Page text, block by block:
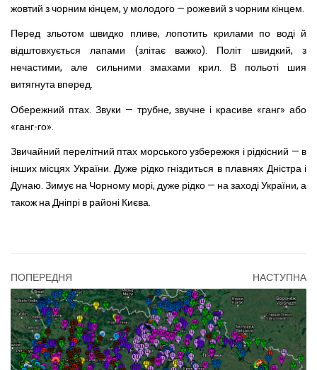
жовтий з чорним кінцем, у молодого — рожевий з чорним кінцем.
Перед зльотом швидко пливе, лопотить крилами по воді й
відштовхується лапами (злі­тає важко). Політ швидкий, з
нечастими, але сильними зма­хами крил. В польоті шия
витягнута вперед.
Обережний птах. Звуки — трубне, звучне і красиве «ганг» або
«ганг-го».
Звичайний перелітний птах морського узбережжя і рід­кісний — в
інших місцях України. Дуже рідко гніздиться в плавнях Дністра і
Дунаю. Зимує на Чорному морі, дуже рідко — на заході України, а
та­кож на Дніпрі в районі Києва.
ПОПЕРЕДНЯ НАСТУПНА